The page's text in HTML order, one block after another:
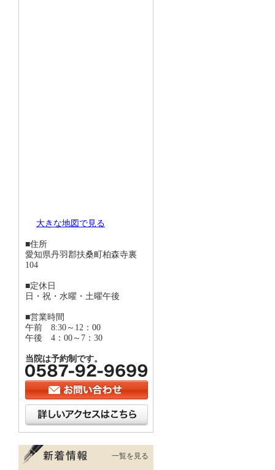
大きな地図で見る
■住所
愛知県丹羽郡扶桑町柏森寺裏
104
■定休日
日・祝・水曜・土曜午後
■営業時間
午前 8:30～12：00
午後 4：00～7：30
当院は予約制です。
一覧を見る